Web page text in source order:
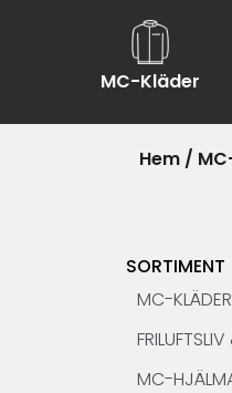
MC-Kläder
Hem /
SORTIMENT
MC-KLÄDER
MC-